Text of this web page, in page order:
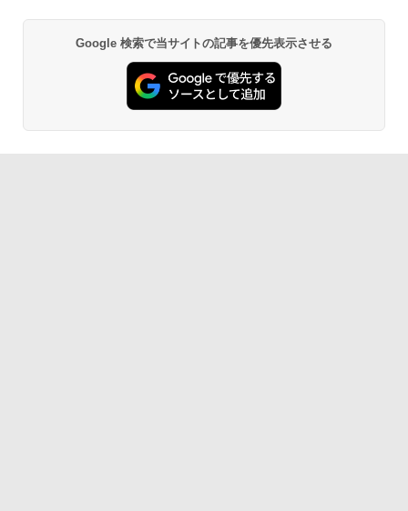
Google 検索で当サイトの記事を優先表示させる